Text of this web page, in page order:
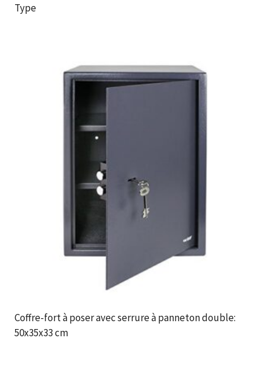
Type
Coffre-fort à poser avec serrure à panneton double:
50x35x33 cm